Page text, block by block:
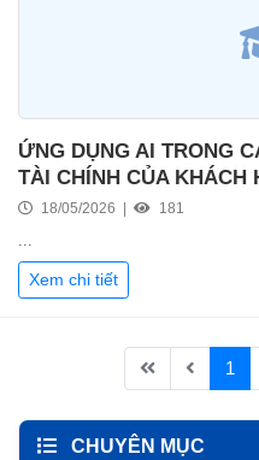
ỨNG DỤNG AI TRONG
TÀI CHÍNH CỦA KHÁCH
18/05/2026 | 181
...
Xem chi tiết
1
CHUYÊN MỤC